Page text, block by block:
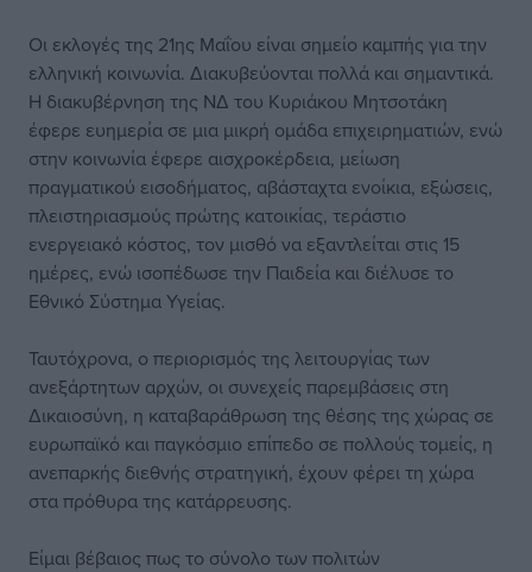
Οι εκλογές της 21ης Μαΐου είναι σημείο καμπής για την
ελληνική κοινωνία. Διακυβεύονται πολλά και σημαντικά.
Η διακυβέρνηση της ΝΔ του Κυριάκου Μητσοτάκη
έφερε ευημερία σε μια μικρή ομάδα επιχειρηματιών, ενώ
στην κοινωνία έφερε αισχροκέρδεια, μείωση
πραγματικού εισοδήματος, αβάσταχτα ενοίκια, εξώσεις,
πλειστηριασμούς πρώτης κατοικίας, τεράστιο
ενεργειακό κόστος, τον μισθό να εξαντλείται στις 15
ημέρες, ενώ ισοπέδωσε την Παιδεία και διέλυσε το
Εθνικό Σύστημα Υγείας.
Ταυτόχρονα, ο περιορισμός της λειτουργίας των
ανεξάρτητων αρχών, οι συνεχείς παρεμβάσεις στη
Δικαιοσύνη, η καταβαράθρωση της θέσης της χώρας σε
ευρωπαϊκό και παγκόσμιο επίπεδο σε πολλούς τομείς, η
ανεπαρκής διεθνής στρατηγική, έχουν φέρει τη χώρα
στα πρόθυρα της κατάρρευσης.
Είμαι βέβαιος πως το σύνολο των πολιτών